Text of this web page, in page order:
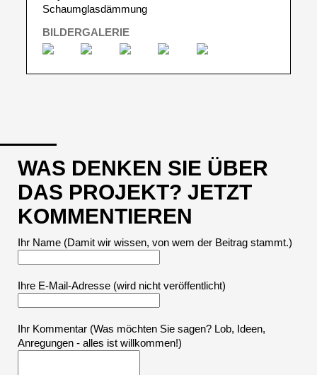
Schaumglasdämmung
BILDERGALERIE
WAS DENKEN SIE ÜBER
DAS PROJEKT? JETZT
KOMMENTIEREN
Ihr Name (Damit wir wissen, von wem der Beitrag stammt.)
Ihre E-Mail-Adresse (wird nicht veröffentlicht)
Ihr Kommentar (Was möchten Sie sagen? Lob, Ideen,
Anregungen - alles ist willkommen!)